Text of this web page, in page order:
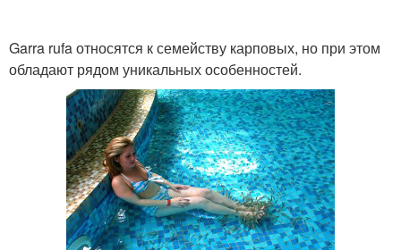
Garra rufa относятся к семейству карповых, но при этом
обладают рядом уникальных особенностей.